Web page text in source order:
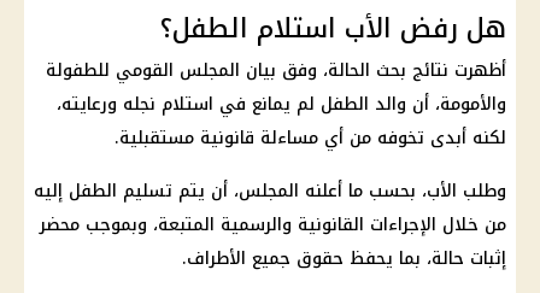
هل رفض الأب استلام الطفل؟
أظهرت نتائج بحث الحالة، وفق بيان المجلس القومي للطفولة
والأمومة، أن والد الطفل لم يمانع في استلام نجله ورعايته،
لكنه أبدى تخوفه من أي مساءلة قانونية مستقبلية.
وطلب الأب، بحسب ما أعلنه المجلس، أن يتم تسليم الطفل إليه
من خلال الإجراءات القانونية والرسمية المتبعة، وبموجب محضر
إثبات حالة، بما يحفظ حقوق جميع الأطراف.